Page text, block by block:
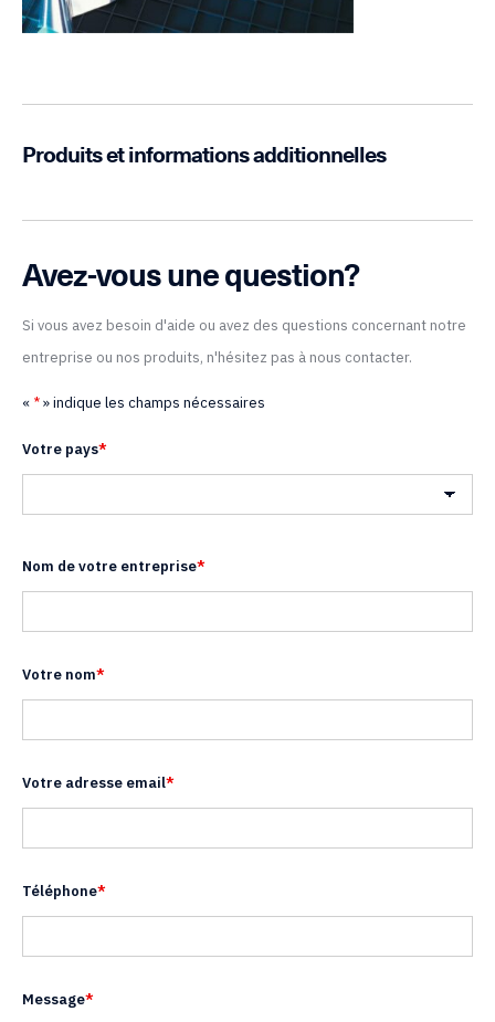
Produits et informations additionnelles
Avez-vous une question?
Si vous avez besoin d'aide ou avez des questions concernant notre
entreprise ou nos produits, n'hésitez pas à nous contacter.
« *» indique les champs nécessaires
Votre pays*
Nom de votre entreprise*
Votre nom*
Votre adresse email*
Téléphone*
Message*